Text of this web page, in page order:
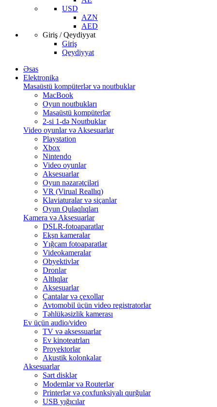
USD
AZN
AED
Giriş / Qeydiyyat
Giriş
Qeydiyyat
Əsas
Elektronika
Masaüstü kompüterlər və noutbuklar
MacBook
Oyun noutbukları
Masaüstü kompüterlər
2-si 1-də Noutbuklar
Video oyunlar və Aksesuarlar
Playstation
Xbox
Nintendo
Video oyunlar
Aksesuarlar
Oyun nəzarətçiləri
VR (Virual Reallıq)
Klaviaturalar və siçanlar
Oyun Qulaqlıqları
Kamera və Aksesuarlar
DSLR-fotoaparatlar
Ekşn kameralar
Yığcam fotoaparatlar
Videokameralar
Obyektivlər
Dronlar
Altlıqlar
Aksesuarlar
Çantalar və çexollar
Avtomobil üçün video registratorlar
Təhlükəsizlik kamerası
Ev üçün audio/video
TV və aksessuarlar
Ev kinoteatrları
Proyektorlar
Akustik kolonkalar
Aksesuarlar
Sərt disklər
Modemlər və Routerlər
Printerlər və çoxfunksiyalı qurğular
USB yığıcılar